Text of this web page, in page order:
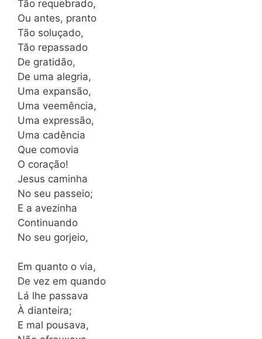
Tão requebrado,
Ou antes, pranto
Tão soluçado,
Tão repassado
De gratidão,
De uma alegria,
Uma expansão,
Uma veemência,
Uma expressão,
Uma cadência
Que comovia
O coração!
Jesus caminha
No seu passeio;
E a avezinha
Continuando
No seu gorjeio,
Em quanto o via,
De vez em quando
Lá lhe passava
À dianteira;
E mal pousava,